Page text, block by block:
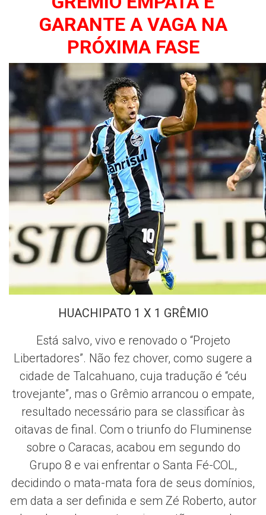
GARANTE A VAGA NA
PRÓXIMA FASE
HUACHIPATO 1 X 1 GRÊMIO
Está salvo, vivo e renovado o “Projeto
Libertadores”. Não fez chover, como sugere a
cidade de Talcahuano, cuja tradução é “céu
trovejante”, mas o Grêmio arrancou o empate,
resultado necessário para se classificar às
oitavas de final. Com o triunfo do Fluminense
sobre o Caracas, acabou em segundo do
Grupo 8 e vai enfrentar o Santa Fé-COL,
decidindo o mata-mata fora de seus domínios,
em data a ser definida e sem Zé Roberto, autor